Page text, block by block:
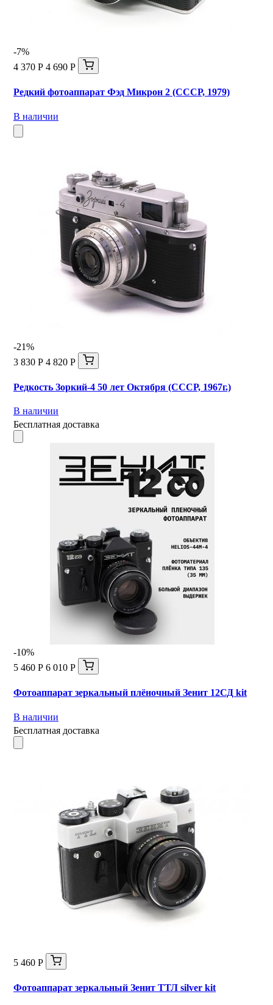
-7%
4 370 Р 4 690 Р
Редкий фотоаппарат Фэд Микрон 2 (СССР, 1979)
В наличии
-21%
3 830 Р 4 820 Р
Редкость Зоркий-4 50 лет Октября (СССР, 1967г.)
В наличии
Бесплатная доставка
-10%
5 460 Р 6 010 Р
Фотоаппарат зеркальный плёночный Зенит 12СД kit
В наличии
Бесплатная доставка
5 460 Р
Фотоаппарат зеркальный Зенит ТТЛ silver kit